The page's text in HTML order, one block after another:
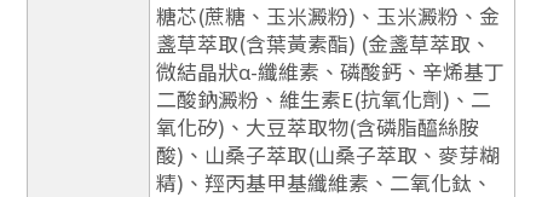
糖芯(蔗糖、玉米澱粉)、玉米澱粉、金
盞草萃取(含葉黃素酯) (金盞草萃取、
微結晶狀α-纖維素、磷酸鈣、辛烯基丁
二酸鈉澱粉、維生素E(抗氧化劑)、二
氧化矽)、大豆萃取物(含磷脂醯絲胺
酸)、山桑子萃取(山桑子萃取、麥芽糊
精)、羥丙基甲基纖維素、二氧化鈦、